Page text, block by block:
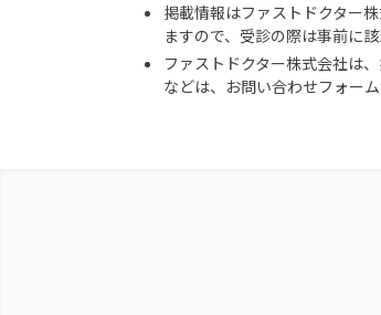
掲載情報はファストドクター
ますので、受診の際は事前に
ファストドクター株式会社は
などは、お問い合わせフォー